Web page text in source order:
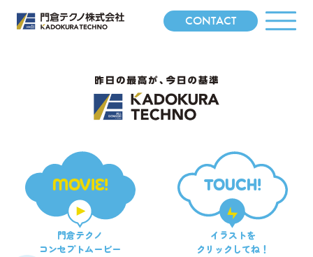
CONTACT
MOVIE!
門倉テクノ
コンセプトムービー
TOUCH!
イラストを
クリックしてね！